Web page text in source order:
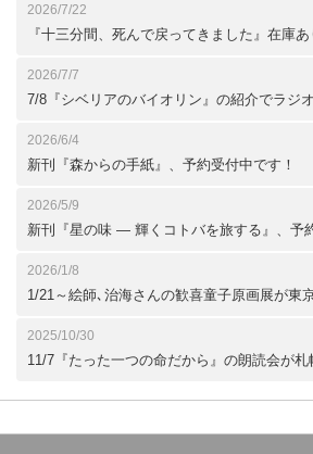
2026/7/22
『十三分間、死んで戻ってきました』在庫あ
2026/7/7
7/8『シベリアのバイオリン』の紹介でラジ
2026/6/4
新刊『森からの手紙』、予約受付中です！
2026/5/9
新刊『星の味 ― 輝くコトバを旅する』、予
2026/1/8
1/21～絵師､治海さんの歓喜童子原画展が東
2025/10/30
11/7『たった一つの命だから』の朗読会が